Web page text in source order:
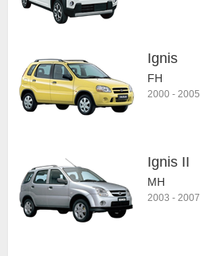
Ignis
FH
2000 - 2005
Ignis II
MH
2003 - 2007